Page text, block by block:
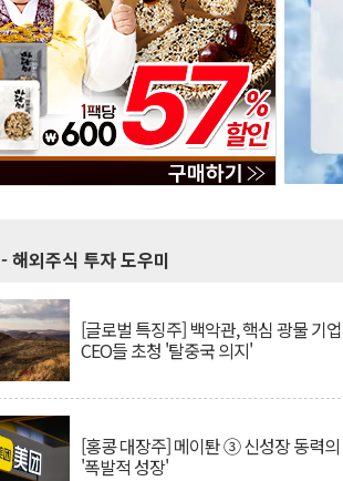
- 해외주식 투자 도우미
[글로벌 특징주] 백악관, 핵심 광물 기업
CEO들 초청 '탈중국 의지'
[홍콩 대장주] 메이퇀 ③ 신성장 동력의
'폭발적 성장'